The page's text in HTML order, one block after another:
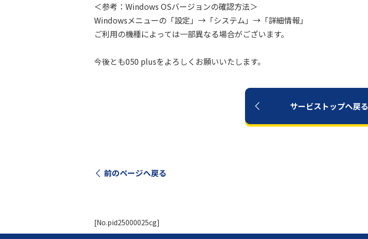
＜参考：Windows OSバージョンの確認方法＞
Windowsメニューの「設定」→「システム」→「詳細情報」
ご利用の機種によっては一部異なる場合がございます。
今後とも050 plusをよろしくお願いいたします。
サービストップへ戻る
前のページへ戻る
[No.pid25000025cg]